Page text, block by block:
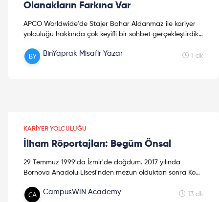
Olanakların Farkına Var
APCO Worldwide'de Stajer Bahar Aldanmaz ile kariyer
yolculuğu hakkında çok keyifli bir sohbet gerçekleştirdik.
BinYaprak Misafir Yazar 1 dk
KARIYER YOLCULUĞU
İlham Röportajları: Begüm Önsal
29 Temmuz 1999'da İzmir'de doğdum. 2017 yılında
Bornova Anadolu Lisesi'nden mezun olduktan sonra Koç
lisan... CampusWIN Academy 13 dk